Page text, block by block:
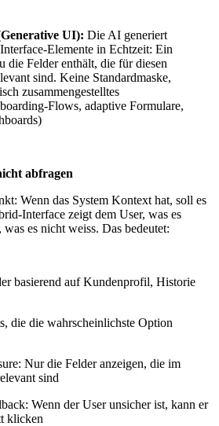
UI): Die AI generiert
Elemente in Echtzeit: Ein
die Felder enthält, die für diesen
sind. Keine Standardmaske,
zusammengestelltes
Flows, adaptive Formulare,
abfragen
Wenn das System Kontext hat, soll es
Interface zeigt dem User, was es
es nicht weiss. Das bedeutet:
basierend auf Kundenprofil, Historie
die die wahrscheinlichste Option
Nur die Felder anzeigen, die im
sind
Wenn der User unsicher ist, kann er
klicken